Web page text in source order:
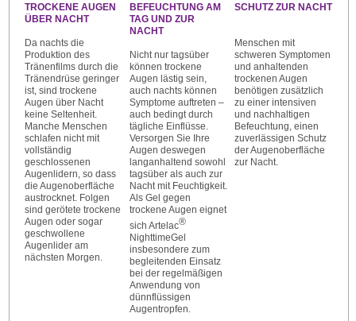
TROCKENE AUGEN
ÜBER NACHT
Da nachts die
Produktion des
Tränenfilms durch die
Tränendrüse geringer
ist, sind trockene
Augen über Nacht
keine Seltenheit.
Manche Menschen
schlafen nicht mit
vollständig
geschlossenen
Augenlidern, so dass
die Augenoberfläche
austrocknet. Folgen
sind gerötete trockene
Augen oder sogar
geschwollene
Augenlider am
nächsten Morgen.
BEFEUCHTUNG AM
TAG UND ZUR
NACHT
Nicht nur tagsüber
können trockene
Augen lästig sein,
auch nachts können
Symptome auftreten –
auch bedingt durch
tägliche Einflüsse.
Versorgen Sie Ihre
Augen deswegen
langanhaltend sowohl
tagsüber als auch zur
Nacht mit Feuchtigkeit.
Als Gel gegen
trockene Augen eignet
sich Artelac®
NighttimeGel
insbesondere zum
begleitenden Einsatz
bei der regelmäßigen
Anwendung von
dünnflüssigen
Augentropfen.
SCHUTZ ZUR NACHT
Menschen mit
schweren Symptomen
und anhaltenden
trockenen Augen
benötigen zusätzlich
zu einer intensiven
und nachhaltigen
Befeuchtung, einen
zuverlässigen Schutz
der Augenoberfläche
zur Nacht.